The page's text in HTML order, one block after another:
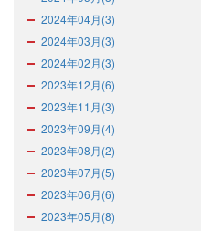
2024年04月(3)
2024年03月(3)
2024年02月(3)
2023年12月(6)
2023年11月(3)
2023年09月(4)
2023年08月(2)
2023年07月(5)
2023年06月(6)
2023年05月(8)